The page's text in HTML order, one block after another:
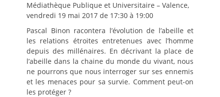
Médiathèque Publique et Universitaire – Valence,
vendredi 19 mai 2017 de 17:30 à 19:00
Pascal Binon racontera l’évolution de l’abeille et
les relations étroites entretenues avec l’homme
depuis des millénaires. En décrivant la place de
l’abeille dans la chaine du monde du vivant, nous
ne pourrons que nous interroger sur ses ennemis
et les menaces pour sa survie. Comment peut-on
les protéger ?